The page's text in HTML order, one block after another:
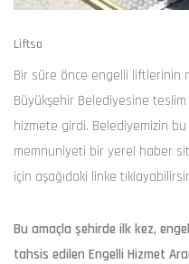
Liftsa
Bir süre önce engelli liftlerinin
Büyükşehir Belediyesine
hizmete girdi. Belediyemizin bu
memnuniyeti bir yerel haber
için aşağıdaki linke
Bu amaçla şehirde ilk kez,
tahsis edilen Engelli Hizmet